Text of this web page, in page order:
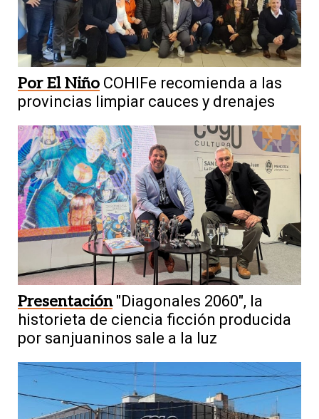
Por El Niño COHIFe recomienda a las
provincias limpiar cauces y drenajes
Presentación "Diagonales 2060", la
historieta de ciencia ficción producida
por sanjuaninos sale a la luz